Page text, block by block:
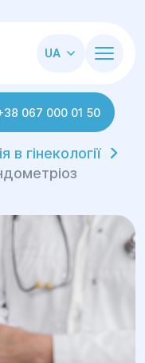
UA
067 000 01 50
в гінекології